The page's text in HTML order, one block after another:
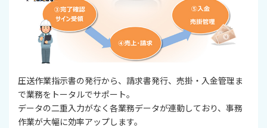
圧送作業指示書の発行から、請求書発行、売掛・入金管理ま
で業務をトータルでサポート。
データの二重入力がなく各業務データが連動しており、事務
作業が大幅に効率アップします。